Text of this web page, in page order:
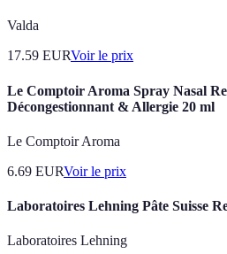
Valda
17.59 EURVoir le prix
Le Comptoir Aroma Spray Nasal
Décongestionnant & Allergie 20 ml
Le Comptoir Aroma
6.69 EURVoir le prix
Laboratoires Lehning Pâte Suisse
Laboratoires Lehning